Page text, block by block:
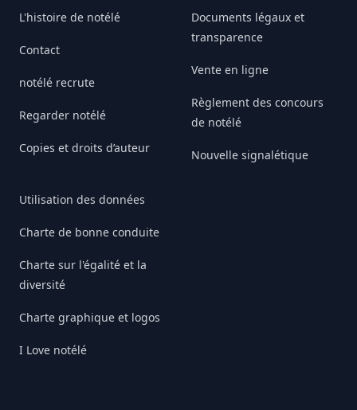
L'histoire de notélé
Contact
notélé recrute
Regarder notélé
Copies et droits d’auteur
Utilisation des données
Charte de bonne conduite
Charte sur l'égalité et la
diversité
Charte graphique et logos
I Love notélé
Documents légaux et
transparence
Vente en ligne
Règlement des concours
de notélé
Nouvelle signalétique